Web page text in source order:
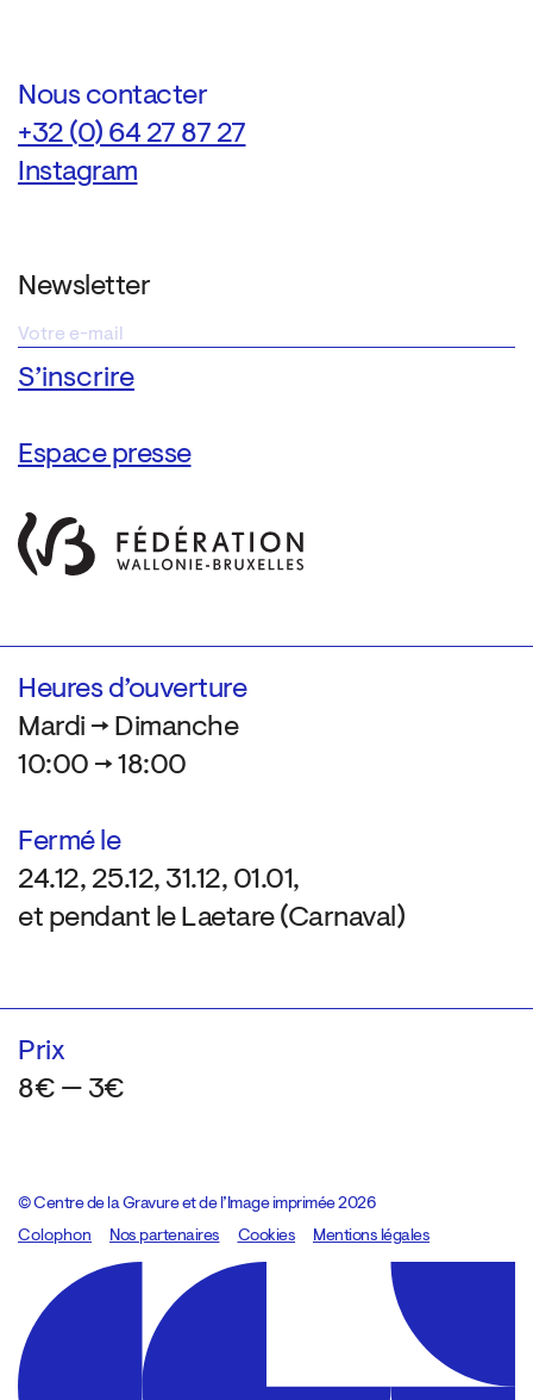
Nous contacter
+32 (0) 64 27 87 27
Instagram
Newsletter
Espace presse
Heures d’ouverture
Mardi → Dimanche
10:00 → 18:00
Fermé le
24.12, 25.12, 31.12, 01.01,
et pendant le Laetare (Carnaval)
Prix
8€ — 3€
© Centre de la Gravure et de l’Image imprimée 2026
Colophon
Design:Marcel Kaczmarek, code:8080.studio
Nos partenaires Cookies Mentions légales